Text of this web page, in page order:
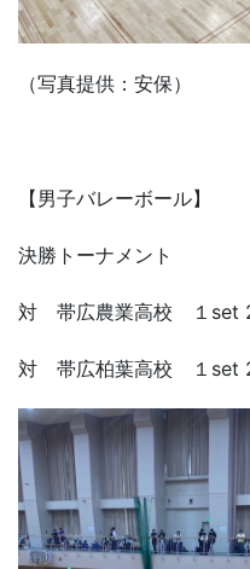
（写真提供：安保）
【男子バレーボール】
決勝トーナメント
対 帯広農業高校 １set
対 帯広柏葉高校 １